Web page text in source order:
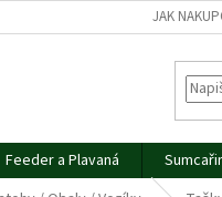
JAK
Feeder a Plavaná